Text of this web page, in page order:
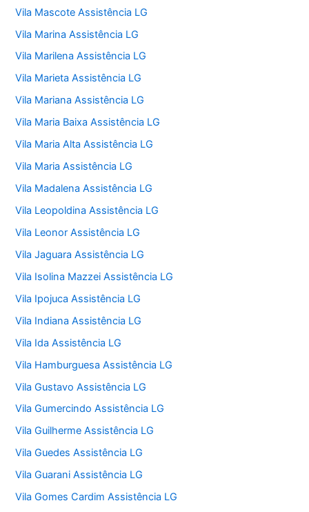
Vila Mascote Assistência LG
Vila Marina Assistência LG
Vila Marilena Assistência LG
Vila Marieta Assistência LG
Vila Mariana Assistência LG
Vila Maria Baixa Assistência LG
Vila Maria Alta Assistência LG
Vila Maria Assistência LG
Vila Madalena Assistência LG
Vila Leopoldina Assistência LG
Vila Leonor Assistência LG
Vila Jaguara Assistência LG
Vila Isolina Mazzei Assistência LG
Vila Ipojuca Assistência LG
Vila Indiana Assistência LG
Vila Ida Assistência LG
Vila Hamburguesa Assistência LG
Vila Gustavo Assistência LG
Vila Gumercindo Assistência LG
Vila Guilherme Assistência LG
Vila Guedes Assistência LG
Vila Guarani Assistência LG
Vila Gomes Cardim Assistência LG